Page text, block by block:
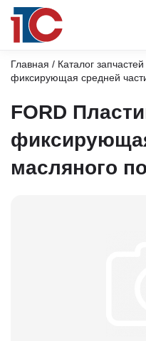
Главная / Каталог запчастей
фиксирующая средней
FORD
масляного